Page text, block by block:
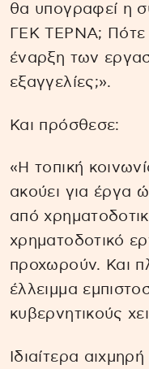
θα υπογραφεί η
ΓΕΚ ΤΕΡΝΑ; Πότε
έναρξη των
εξαγγελίες;».
Και πρόσθεσε:
«Η τοπική
ακούει για έργα
από
χρηματοδοτικό
προχωρούν. Και
έλλειμμα
κυβερνητικούς
Ιδιαίτερα